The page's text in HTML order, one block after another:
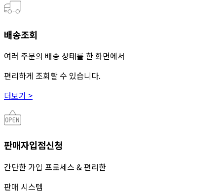
배송조회
여러 주문의 배송 상태를 한 화면에서
편리하게 조회할 수 있습니다.
더보기 >
판매자입점신청
간단한 가입 프로세스 & 편리한
판매 시스템